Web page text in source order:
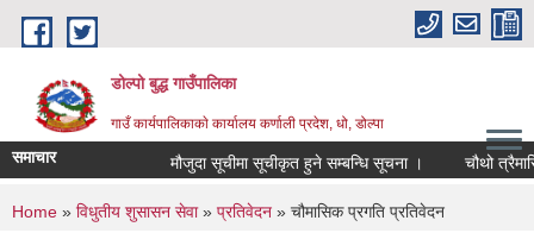
Skip to main content
डोल्पो बुद्ध गाउँपालिका
गाउँ कार्यपालिकाकाे कार्यालय कर्णाली प्रदेश, धो, डोल्पा
समाचार मौजुदा सूचीमा सूचीकृत हुने सम्बन्धि सूचना । चौथो त्रैमासिक
You are here
Home » विधुतीय शुसासन सेवा» प्रतिवेदन » चौमासिक प्रगति प्रतिवेदन